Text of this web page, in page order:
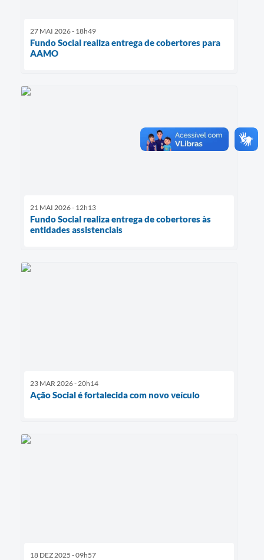
27 MAI 2026 - 18h49
Fundo Social realiza entrega de cobertores para
AAMO
21 MAI 2026 - 12h13
Fundo Social realiza entrega de cobertores às
entidades assistenciais
23 MAR 2026 - 20h14
Ação Social é fortalecida com novo veículo
18 DEZ 2025 - 09h57